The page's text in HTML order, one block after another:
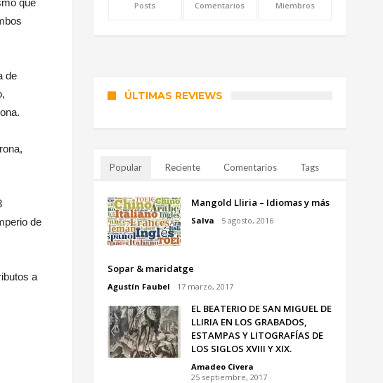
que
de
de
a
Posts Comentarios Miembros
ÚLTIMAS REVIEWS
Popular Reciente Comentarios Tags
Mangold Lliria – Idiomas y más
Salva 5 agosto, 2016
Sopar & maridatge
Agustín Faubel 17 marzo, 2017
EL BEATERIO DE SAN MIGUEL DE
LLIRIA EN LOS GRABADOS,
ESTAMPAS Y LITOGRAFÍAS DE
LOS SIGLOS XVIII Y XIX.
Amadeo Civera
25 septiembre, 2017